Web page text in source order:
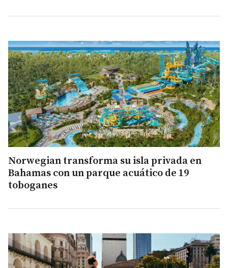
Norwegian transforma su isla privada en
Bahamas con un parque acuático de 19
toboganes